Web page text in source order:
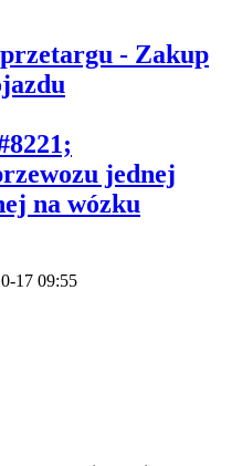
- Zakup
jednej
na wózku
17 09:55